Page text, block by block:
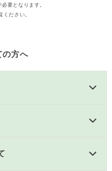
要となります。
ください。
の方へ